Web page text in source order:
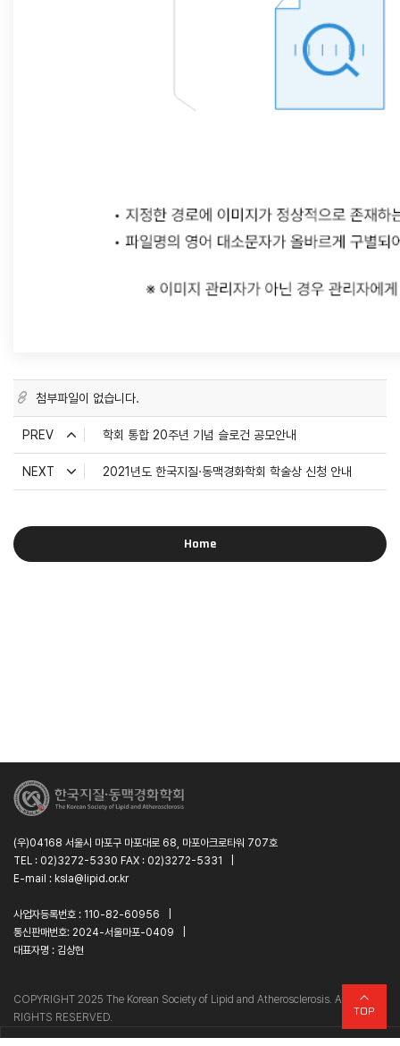
첨부파일이 없습니다.
PREV 학회 통합 20주년 기념 슬로건 공모안내
NEXT 2021년도 한국지질·동맥경화학회 학술상 신청 안내
Home
(우)04168 서울시 마포구 마포대로 68, 마포아크로타워 707호
TEL : 02)3272-5330 FAX : 02)3272-5331
E-mail : ksla@lipid.or.kr
사업자등록번호 : 110-82-60956
통신판매번호: 2024-서울마포-0409
대표자명 : 김상현
CO PYRIGHT 2025 The Korean Society of Lipid and Atherosclerosis. All
RIGHTS RESERVED.
TOP